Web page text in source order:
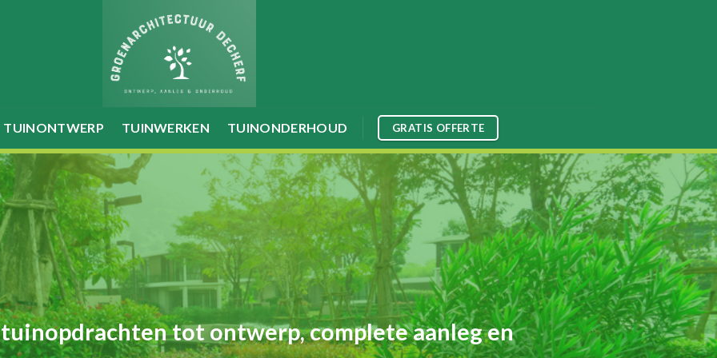
TUINONTWERP TUINWERKEN TUINONDERHOUD GRATIS OFFERTE
tot ontwerp, complete aanleg en